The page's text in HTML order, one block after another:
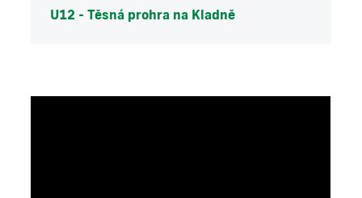
U12 - Těsná prohra na Kladně